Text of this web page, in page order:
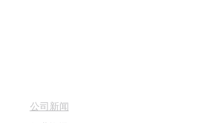
公司新闻